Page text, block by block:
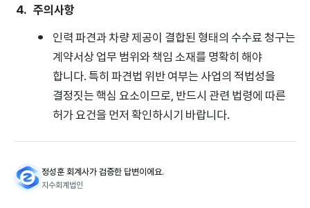
주의사항
인력 파견과 차량 제공이 결합된 형태의 수수료 청구는
계약서상 업무 범위와 책임 소재를 명확히 해야
합니다. 특히 파견법 위반 여부는 사업의 적법성을
결정짓는 핵심 요소이므로, 반드시 관련 법령에 따른
허가 요건을 먼저 확인하시기 바랍니다.
정성훈 회계사가 검증한 답변이에요.
지수회계법인